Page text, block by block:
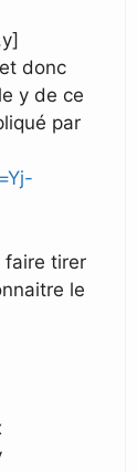
donc
y de ce
par
faire tirer
le